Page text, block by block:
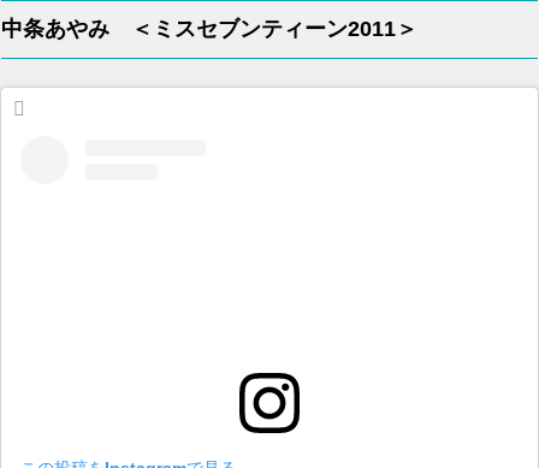
中条あやみ ＜ミスセブンティーン2011＞